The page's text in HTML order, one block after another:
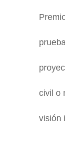
civil o
visión